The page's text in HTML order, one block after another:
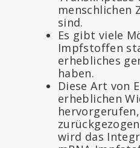
menschlichen
sind.
Es gibt viele
Impfstoffen
erhebliches
haben.
Diese Art von
erheblichen
wird das